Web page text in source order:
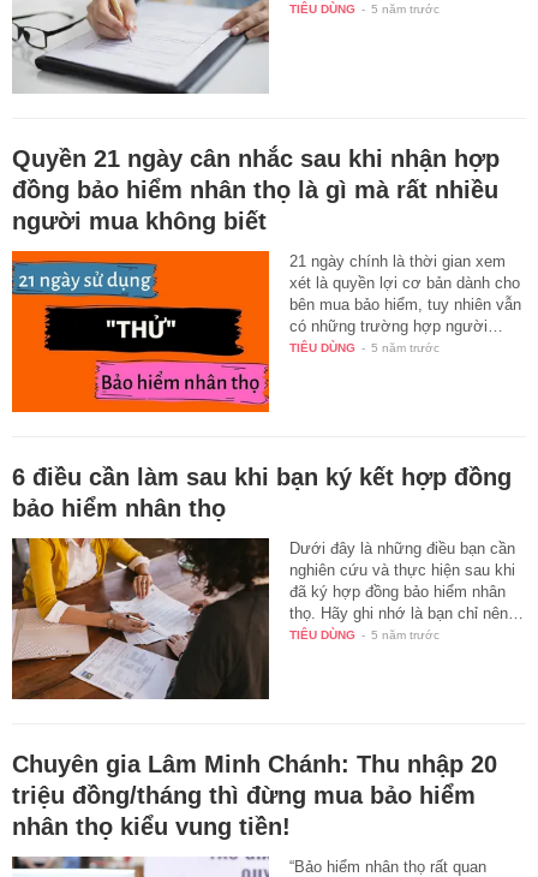
TIÊU DÙNG - 5 năm trước
Quyền 21 ngày cân nhắc sau khi nhận hợp
đồng bảo hiểm nhân thọ là gì mà rất nhiều
người mua không biết
21 ngày chính là thời gian xem
xét là quyền lợi cơ bản dành cho
bên mua bảo hiểm, tuy nhiên vẫn
có những trường hợp người…
TIÊU DÙNG - 5 năm trước
6 điều cần làm sau khi bạn ký kết hợp đồng
bảo hiểm nhân thọ
Dưới đây là những điều bạn cần
nghiên cứu và thực hiện sau khi
đã ký hợp đồng bảo hiểm nhân
thọ. Hãy ghi nhớ là bạn chỉ nên…
TIÊU DÙNG - 5 năm trước
Chuyên gia Lâm Minh Chánh: Thu nhập 20
triệu đồng/tháng thì đừng mua bảo hiểm
nhân thọ kiểu vung tiền!
“Bảo hiểm nhân thọ rất quan